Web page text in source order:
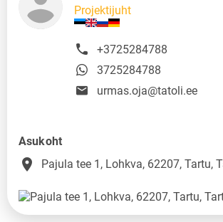
Projektijuht
+3725284788
3725284788
urmas.oja@tatoli.ee
Asukoht
place Pajula tee 1, Lohkva, 62207, Tartu,